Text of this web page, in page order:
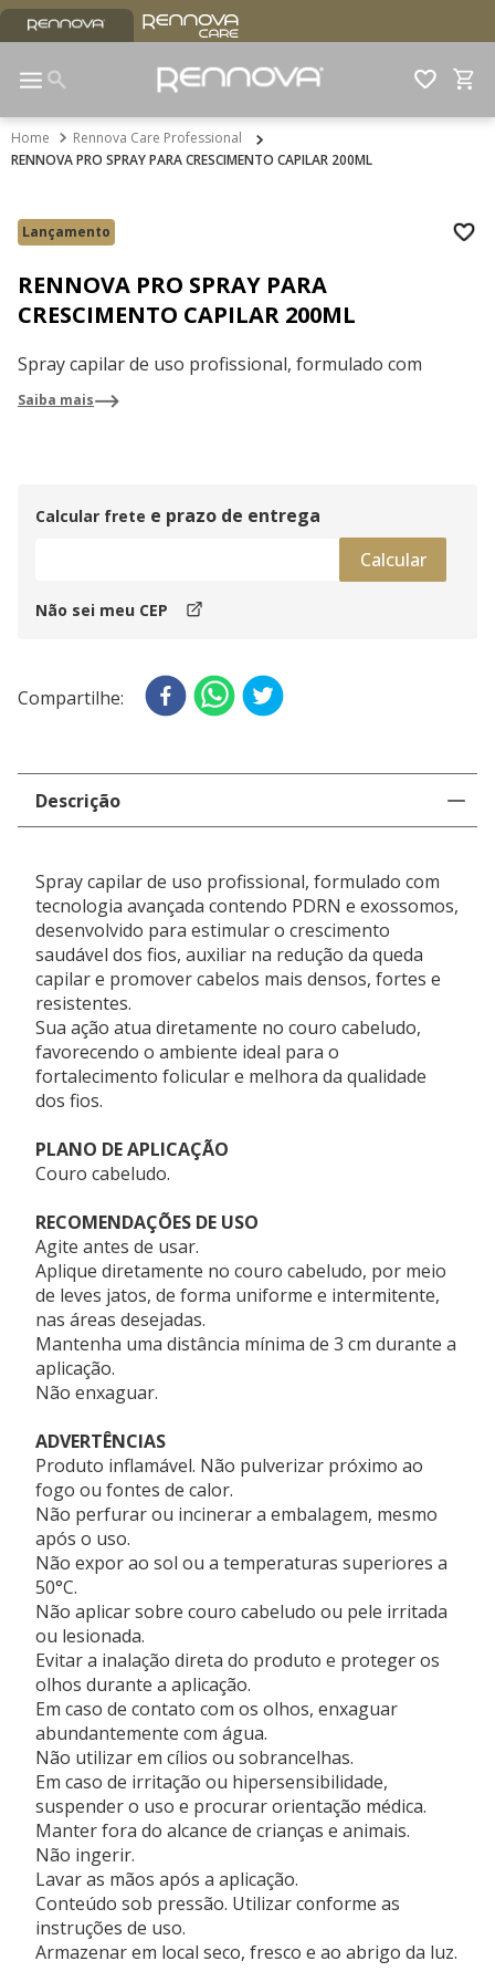
Rennova Care Professional
RENNOVA PRO SPRAY PARA CRESCIMENTO CAPILAR 200ML
Lançamento
RENNOVA PRO SPRAY PARA
CRESCIMENTO CAPILAR 200ML
Spray capilar de uso profissional, formulado com
tecnologia avançada contendo PDRN e exossomos,
desenvolvido para estimular o crescimento saudável
favorecendo o ambiente ideal para o fortalecimento
folicular e melhora da qualidade dos fios.
Couro cabeludo.
Agite antes de usar.
Aplique diretamente no couro cabeludo, por meio de
Mantenha uma distância mínima de 3 cm durante a
aplicação.
Não enxaguar.
ADVERTÊNCIAS
Produto inflamável. Não pulverizar próximo ao fogo ou
fontes de calor.
Não perfurar ou incinerar a embalagem, mesmo após
o uso.
Não expor ao sol ou a temperaturas superiores a 50°C.
Não aplicar sobre couro cabeludo ou pele irritada ou
lesionada.
Evitar a inalação direta do produto e proteger os olhos
durante a aplicação.
abundantemente com água.
Não utilizar em cílios ou sobrancelhas.
o uso e procurar orientação médica.
Manter fora do alcance de crianças e animais.
Não ingerir.
Lavar as mãos após a aplicação.
Conteúdo sob pressão. Utilizar conforme as instruções
de uso.
Armazenar em local seco, fresco e ao abrigo da luz.
APRESENTAÇÃO
Frasco spray com 200 mL.
COMPOSIÇÃO
Álcool Etílico, Água, Óleo da Flor de Arnica, Butano,
Butileno Glicol, Cafeína, Ácido Cítrico, Cera de
Carnaúba, Meio Condicionado da Cultura de Cúrcuma,
Goma Guar, Betaciclodextrina, Dimetilidantoína,
Etilhexilglicerina, Extrato de Alga Marinha (Eucheuma
spinosum), Glicerol, Extrato de Alga (Kappaphycus
alvarezii), Extrato de Alga (Laminaria saccharina),
Nicotinamida, Extrato da Folha de Oliveira, Pentileno
Glicol, Fenoxietanol, Ácido Fítico, Sorbato de Potássio,
Lisado do Calo de Cúrcuma, Propano, Propileno Glicol,
Alginato de Siloxanotriol, Benzoato de Sódio, Ácido
Sórbico, Oleato de Sorbitano, Sorbitol, Estearete-21,
Tocoferol, Acetato de Tocoferila, Goma Xantana,
Extrato de Gengibre, Perfume, Alfa-Isometil Ionona,
Álcool Benzílico, Benzoato de Benzila, Salicilato de
Benzila, Citral, Citronelol, Cumarina, Geraniol,
Limoneno, Linalol.
VALIDADE
Saiba mais
Calcular frete
Não sei meu CEP
Descrição
Spray capilar de uso profissional, formulado com
tecnologia avançada contendo PDRN e exossomos,
desenvolvido para estimular o crescimento
saudável dos fios, auxiliar na redução da queda
capilar e promover cabelos mais densos, fortes e
resistentes.
Sua ação atua diretamente no couro cabeludo,
favorecendo o ambiente ideal para o
fortalecimento folicular e melhora da qualidade
dos fios.
PLANO DE APLICAÇÃO
Couro cabeludo.
RECOMENDAÇÕES DE USO
Agite antes de usar.
Aplique diretamente no couro cabeludo, por meio
de leves jatos, de forma uniforme e intermitente,
nas áreas desejadas.
Mantenha uma distância mínima de 3 cm durante a
aplicação.
Não enxaguar.
ADVERTÊNCIAS
Produto inflamável. Não pulverizar próximo ao
fogo ou fontes de calor.
Não perfurar ou incinerar a embalagem, mesmo
após o uso.
Não expor ao sol ou a temperaturas superiores a
50°C.
Não aplicar sobre couro cabeludo ou pele irritada
ou lesionada.
Evitar a inalação direta do produto e proteger os
olhos durante a aplicação.
Em caso de contato com os olhos, enxaguar
abundantemente com água.
Não utilizar em cílios ou sobrancelhas.
Em caso de irritação ou hipersensibilidade,
suspender o uso e procurar orientação médica.
Manter fora do alcance de crianças e animais.
Não ingerir.
Lavar as mãos após a aplicação.
Conteúdo sob pressão. Utilizar conforme as
instruções de uso.
Armazenar em local seco, fresco e ao abrigo da luz.